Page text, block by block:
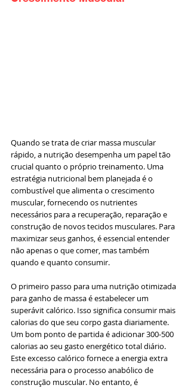
Quando se trata de criar massa muscular
rápido, a nutrição desempenha um papel tão
crucial quanto o próprio treinamento. Uma
estratégia nutricional bem planejada é o
combustível que alimenta o crescimento
muscular, fornecendo os nutrientes
necessários para a recuperação, reparação e
construção de novos tecidos musculares. Para
maximizar seus ganhos, é essencial entender
não apenas o que comer, mas também
quando e quanto consumir.
O primeiro passo para uma nutrição otimizada
para ganho de massa é estabelecer um
superávit calórico. Isso significa consumir mais
calorias do que seu corpo gasta diariamente.
Um bom ponto de partida é adicionar 300-500
calorias ao seu gasto energético total diário.
Este excesso calórico fornece a energia extra
necessária para o processo anabólico de
construção muscular. No entanto, é